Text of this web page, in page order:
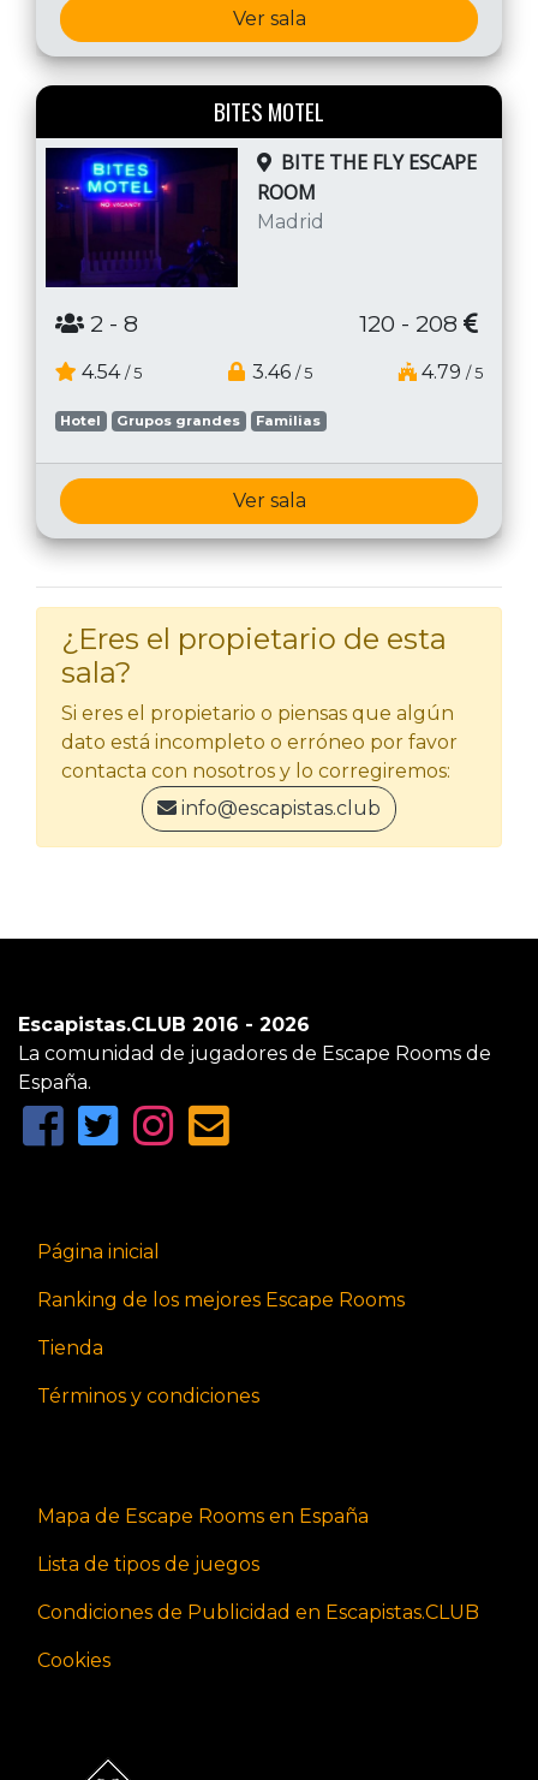
Ver sala
BITES MOTEL
BITE THE FLY ESCAPE
ROOM
Madrid
2 - 8 120 - 208
4.54 / 5 3.46 / 5 4.79 / 5
Hotel Grupos grandes Familias
Ver sala
¿Eres el propietario de esta
sala?
Si eres el propietario o piensas que algún
dato está incompleto o erróneo por favor
contacta con nosotros y lo corregiremos:
info@escapistas.club
Escapistas.CLUB 2016 - 2026
La comunidad de jugadores de Escape Rooms de
España.
Página inicial
Ranking de los mejores Escape Rooms
Tienda
Términos y condiciones
Mapa de Escape Rooms en España
Lista de tipos de juegos
Condiciones de Publicidad en Escapistas.CLUB
Cookies